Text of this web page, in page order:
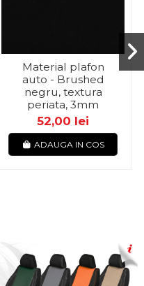
Material plafon
auto - Brushed
negru, textura
periata, 3mm
52,00 lei
ADAUGA IN COS